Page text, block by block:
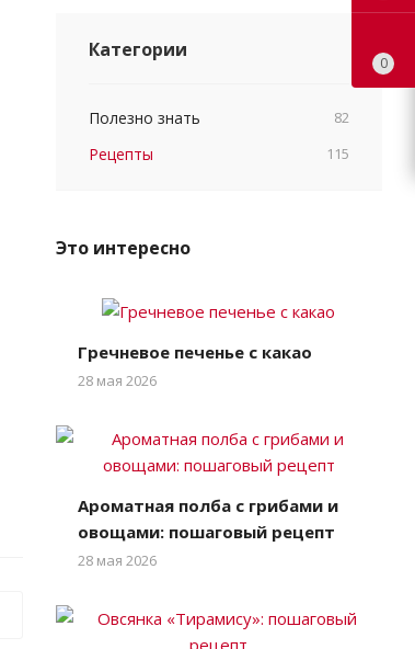
Категории
Полезно знать 82
Рецепты 115
Это интересно
Гречневое печенье с какао
28 мая 2026
Ароматная полба с грибами и
овощами: пошаговый рецепт
28 мая 2026
0